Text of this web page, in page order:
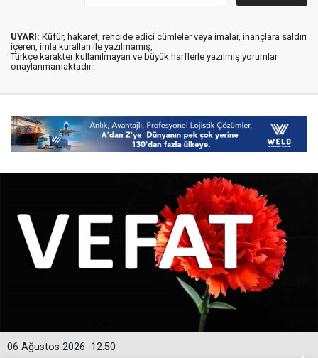
UYARI: Küfür, hakaret, rencide edici cümleler veya imalar, inançlara saldırı
içeren, imla kuralları ile yazılmamış,
Türkçe karakter kullanılmayan ve büyük harflerle yazılmış yorumlar
onaylanmamaktadır.
12:50
06 Ağustos 2026